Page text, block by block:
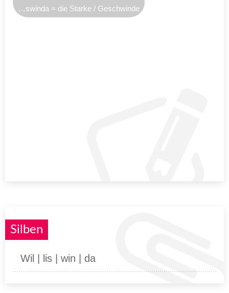
…swinda = die Starke / Geschwinde
Silben
Wil | lis | win | da